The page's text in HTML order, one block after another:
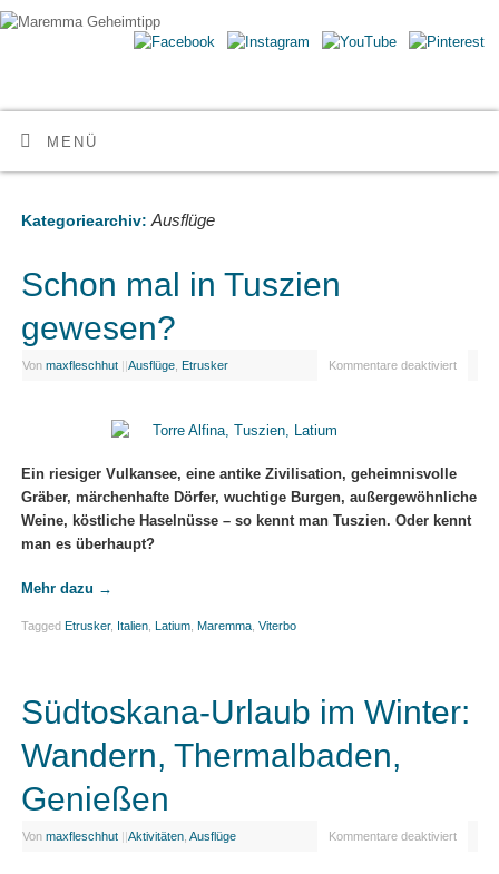
Maremma Geheimtipp
MENÜ
Kategoriearchiv:Ausflüge
Schon mal in Tuszien
gewesen?
Von maxfleschhut ||Ausflüge, Etrusker Kommentare deaktiviert
Ein riesiger Vulkansee, eine antike Zivilisation, geheimnisvolle
Gräber, märchenhafte Dörfer, wuchtige Burgen, außergewöhnliche
Weine, köstliche Haselnüsse – so kennt man Tuszien. Oder kennt
man es überhaupt?
Mehr dazu →
Tagged Etrusker, Italien, Latium, Maremma, Viterbo
Südtoskana-Urlaub im Winter:
Wandern, Thermalbaden,
Genießen
Von maxfleschhut ||Aktivitäten, Ausflüge Kommentare deaktiviert